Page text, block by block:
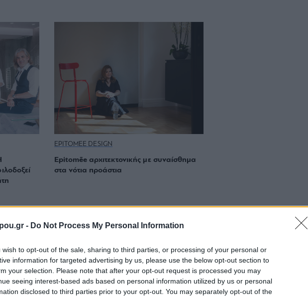
- Do Not Process My Personal Information
wish to opt-out of the sale, sharing to third parties, or processing of your personal or
information for targeted advertising by us, please use the below opt-out section to
your selection. Please note that after your opt-out request is processed you may
seeing interest-based ads based on personal information utilized by us or personal
disclosed to third parties prior to your opt-out. You may separately opt-out of the
EPITOMEE DESIGN
Epitomēe αρχιτεκτονικής με συναίσθημα
στα νότια προάστια